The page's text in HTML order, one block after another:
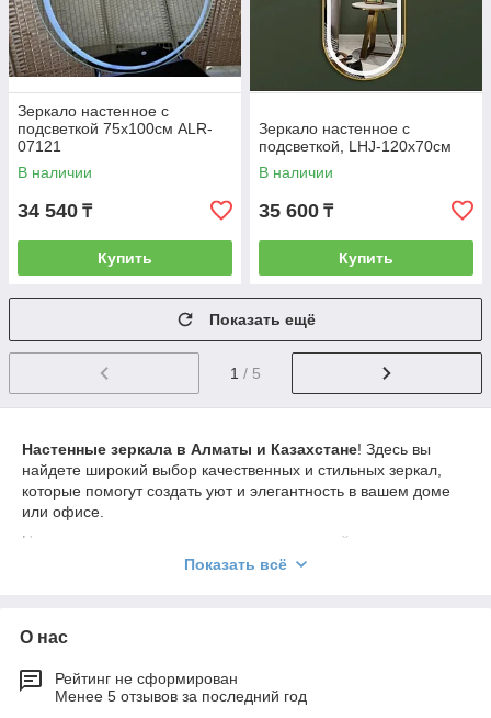
Зеркало настенное с
подсветкой 75x100см ALR-
07121
В наличии
34 540 ₸
Купить
Зеркало настенное c
подсветкой, LHJ-120x70см
В наличии
35 600 ₸
Купить
Показать ещё
1 / 5
Настенные зеркала в Алматы и Казахстане! Здесь вы
найдете широкий выбор качественных и стильных зеркал,
которые помогут создать уют и элегантность в вашем доме
или офисе.
Настенные зеркала являются неотъемлемой частью
интерьера, придающей помещению ощущение простора и
под ваш стиль и предпочтения.
Наши настенные зеркала выполнены из высококачественных
материалов и имеют прочные крепления, обеспечивающие
Показать всё
О нас
Рейтинг не сформирован
Менее 5 отзывов за последний год